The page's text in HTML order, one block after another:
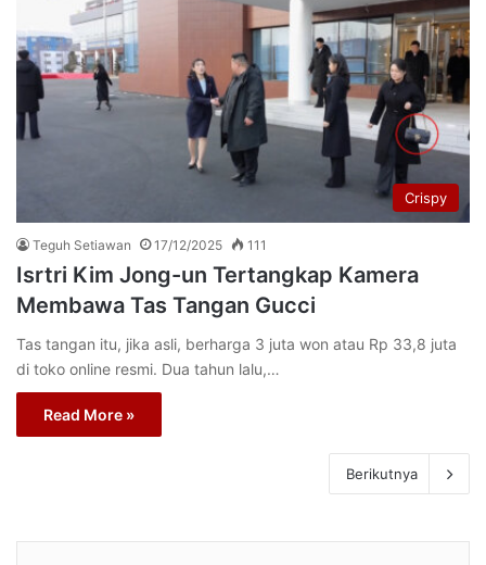
Crispy
Teguh Setiawan 17/12/2025 111
Isrtri Kim Jong-un Tertangkap Kamera
Membawa Tas Tangan Gucci
Tas tangan itu, jika asli, berharga 3 juta won atau Rp 33,8 juta
di toko online resmi. Dua tahun lalu,…
Read More »
Berikutnya